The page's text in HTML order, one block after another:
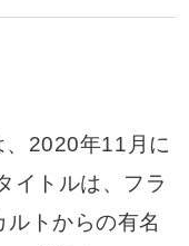
、2020年11月に
イトルは、フラ
トからの有名